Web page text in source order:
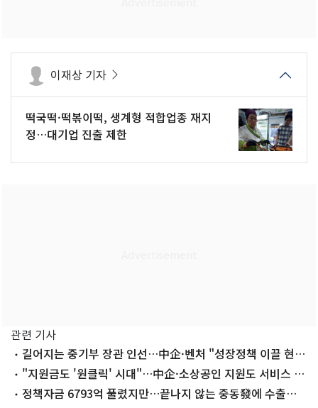
이재상 기자
떡국떡·떡볶이떡, 생계형 적합업종 재지
정…대기업 진출 제한
관련 기사
길어지는 중기부 장관 인선…中企·벤처 "성장정책 이끌 현장
형 리더 필요"
"지원금도 '원클릭' 시대"…中企·소상공인 지원도 서비스 경
쟁 정책자금 6793억 풀렸지만…끝나지 않는 중동發에 수출中